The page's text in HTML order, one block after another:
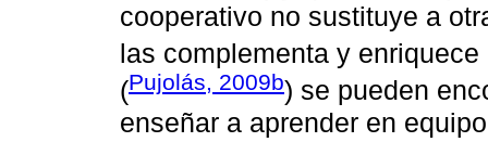
cooperativo no sustituye a
las complementa y enriquece
(Pujolás, 2009b) se pueden
enseñar a aprender en